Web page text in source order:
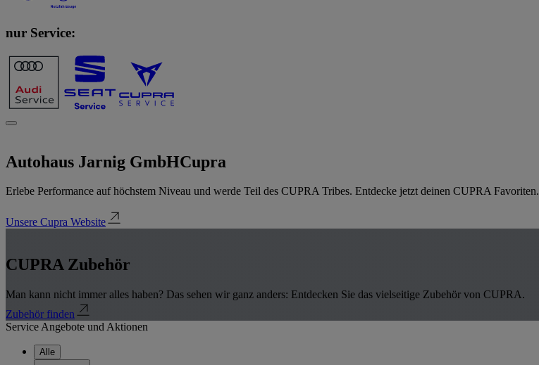
nur Service:
Autohaus Jarnig GmbHCupra
Erlebe Performance auf höchstem Niveau und werde Teil des CUPRA Tribes. Entdecke jetzt deinen CUPRA Favoriten.
Unsere Cupra Website
CUPRA Zubehör
Man kann nicht immer alles haben? Das sehen wir ganz anders: Entdecken Sie das vielseitige Zubehör von CUPRA.
Zubehör finden
Service Angebote und Aktionen
Alle